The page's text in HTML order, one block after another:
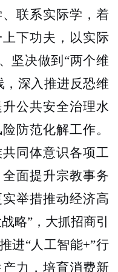
联系实际学，着
下功夫，以实际
坚决做到“两个维
，深入推进反恐维
公共安全治理水
防范化解工作。
同体意识各项工
面提升宗教事务
举措推动经济高
略”，大抓招商引
进“人工智能+”行
力，培育消费新